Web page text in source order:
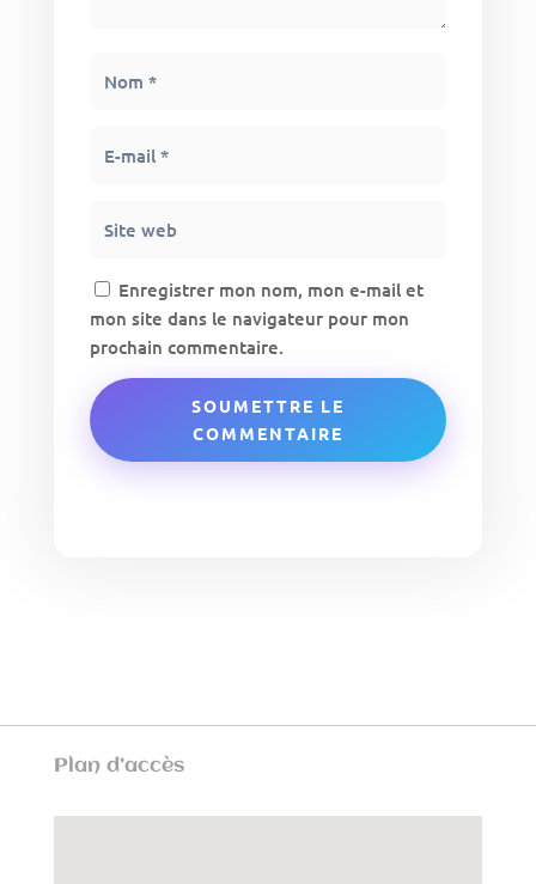
Enregistrer mon nom, mon e-mail et
mon site dans le navigateur pour mon
prochain commentaire.
SOUMETTRE LE
COMMENTAIRE
Plan d’accès